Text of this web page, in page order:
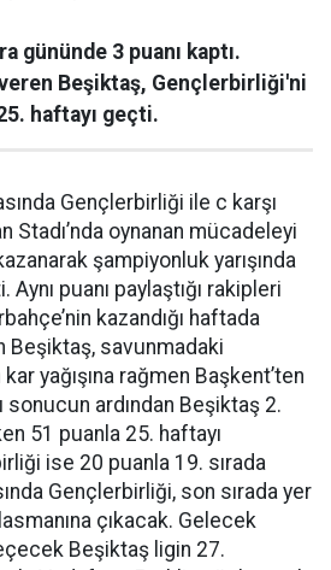
gününde 3 puanı kaptı.
Beşiktaş, Gençlerbirliği'ni
haftayı geçti.
Gençlerbirliği ile c karşı
Stadı’nda oynanan mücadeleyi
şampiyonluk yarışında
Aynı puanı paylaştığı rakipleri
kazandığı haftada
Beşiktaş, savunmadaki
yağışına rağmen Başkent’ten
ardından Beşiktaş 2.
51 puanla 25. haftayı
ise 20 puanla 19. sırada
Gençlerbirliği, son sırada yer
çıkacak. Gelecek
Beşiktaş ligin 27.